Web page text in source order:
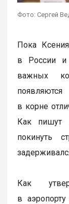
Фото: Сергей
Пока
в России и
важных
в корне
Как пишут
покинуть
Как
в